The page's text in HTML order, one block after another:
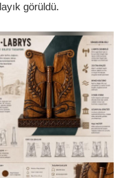
görüldü.